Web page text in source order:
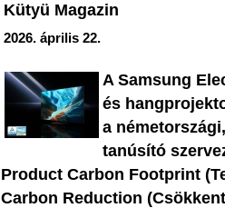
Kütyü Magazin
2026. április 22.
A Samsung
és
a
tanúsító
Product Carbon Footprint
Carbon Reduction